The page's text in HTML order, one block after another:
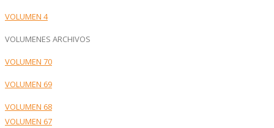
VOLUMEN 4
VOLUMENES ARCHIVOS
VOLUMEN 70
VOLUMEN 69
VOLUMEN 68
VOLUMEN 67